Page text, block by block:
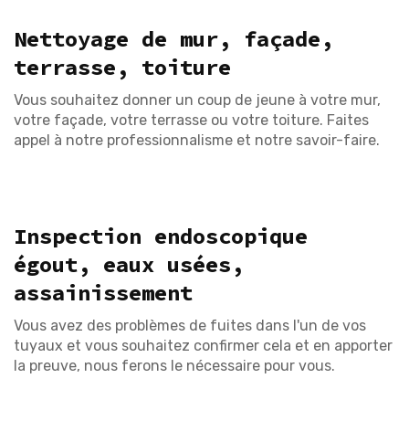
Nettoyage de mur, façade,
terrasse, toiture
Vous souhaitez donner un coup de jeune à votre mur,
votre façade, votre terrasse ou votre toiture. Faites
appel à notre professionnalisme et notre savoir-faire.
Inspection endoscopique
égout, eaux usées,
assainissement
Vous avez des problèmes de fuites dans l'un de vos
tuyaux et vous souhaitez confirmer cela et en apporter
la preuve, nous ferons le nécessaire pour vous.